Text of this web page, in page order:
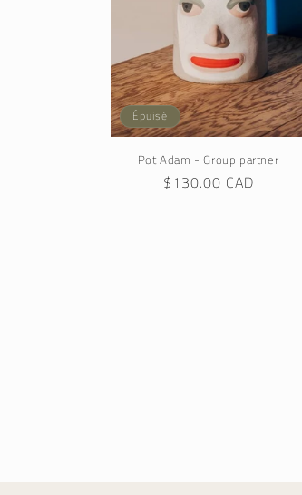
Épuisé
Pot Adam - Group partner
Prix
$130.00 CAD